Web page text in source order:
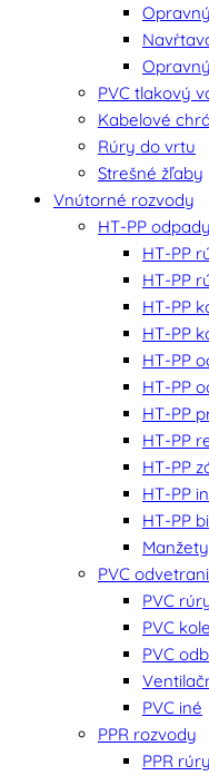
PVC tlakový
Kabelové
Rúry do vrtu
Strešné žľaby
Vnútorné rozvody
HT-PP odpady
HT-PP
HT-PP
HT-PP
HT-PP
HT-PP
HT-PP
HT-PP
HT-PP
HT-PP
HT-PP
HT-PP
Manžety
PVC
PVC
PVC
PVC
PVC iné
PPR rozvody
PPR rúry